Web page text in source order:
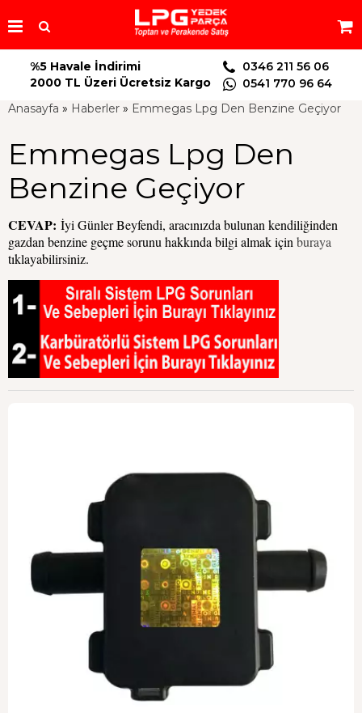
%5 Havale İndirimi
2000 TL Üzeri Ücretsiz Kargo
0346 211 56 06
0541 770 96 64
Anasayfa » Haberler » Emmegas Lpg Den Benzine Geçiyor
Emmegas Lpg Den
Benzine Geçiyor
CEVAP: İyi Günler Beyfendi, aracınızda bulunan kendiliğinden
gazdan benzine geçme sorunu hakkında bilgi almak için buraya
tıklayabilirsiniz.